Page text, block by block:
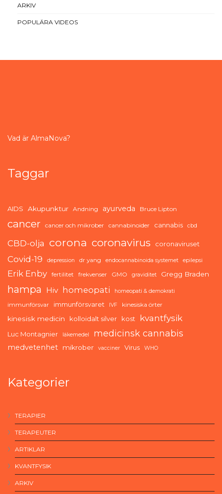
ARKIV
POPULÄRA VIDEOS
Vad är AlmaNova?
Taggar
AIDS Akupunktur Andning ayurveda Bruce Lipton
cancer cancer och mikrober cannabinoider cannabis cbd
CBD-olja corona coronavirus coronaviruset
Covid-19 depression dr yang endocannabinoida systemet epilepsi
Erik Enby fertilitet frekvenser GMO graviditet Gregg Braden
hampa Hiv homeopati homeopati & demokrati
immunförsvar immunförsvaret IVF kinesiska örter
kinesisk medicin kolloidalt silver kost kvantfysik
Luc Montagnier läkemedel medicinsk cannabis
medvetenhet mikrober vacciner Virus WHO
Kategorier
TERAPIER
TERAPEUTER
ARTIKLAR
KVANTFYSIK
ARKIV